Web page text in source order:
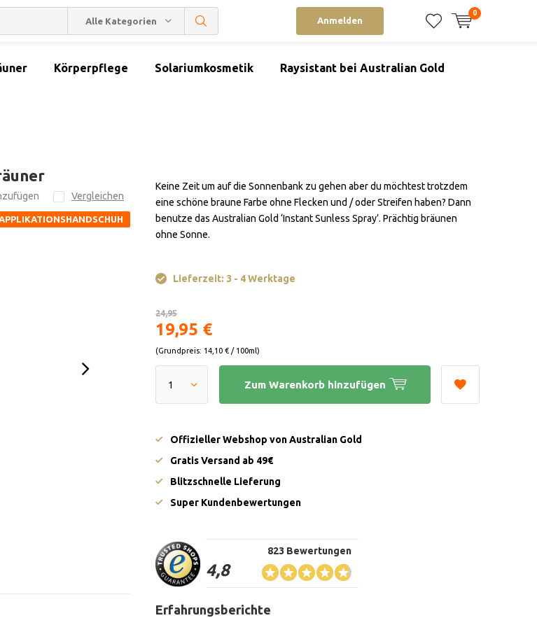
Alle Kategorien Anmelden
0
Körperpflege Solariumkosmetik Raysistant bei Australian Gold
Vergleichen
Keine Zeit um auf die Sonnenbank zu gehen aber du möchtest trotzdem
eine schöne braune Farbe ohne Flecken und / oder Streifen haben? Dann
benutze das Australian Gold ‘Instant Sunless Spray’. Prächtig bräunen
ohne Sonne.
Lieferzeit: 3 - 4 Werktage
24,95
19,95 €
(Grundpreis: 14,10 € / 100ml)
Zum Warenkorb hinzufügen
Offizieller Webshop von Australian Gold
Gratis Versand ab 49€
Blitzschnelle Lieferung
Super Kundenbewertungen
4,8
823 Bewertungen
Erfahrungsberichte